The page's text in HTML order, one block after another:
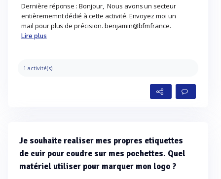
Dernière réponse : Bonjour, Nous avons un secteur
entièrememnt dédié à cette activité. Envoyez moi un
mail pour plus de précision. benjamin@bfmfrance.
Lire plus
1 activité(s)
Je souhaite realiser mes propres etiquettes
de cuir pour coudre sur mes pochettes. Quel
matériel utiliser pour marquer mon logo ?